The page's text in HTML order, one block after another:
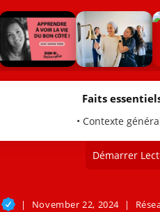
Faits
• Contexte
Démarrer
November 22, 2024